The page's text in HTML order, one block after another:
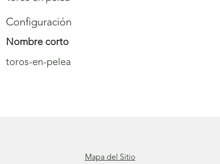
Configuración
Nombre corto
toros-en-pelea
Mapa del Sitio